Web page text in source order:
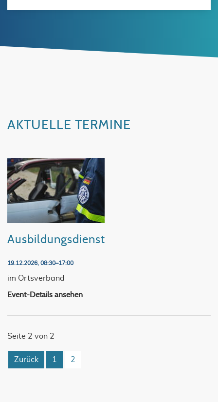
AKTUELLE TERMINE
Ausbildungsdienst
19.12.2026, 08:30–17:00
im Ortsverband
Event-Details ansehen
Seite 2 von 2
Zurück 1 2